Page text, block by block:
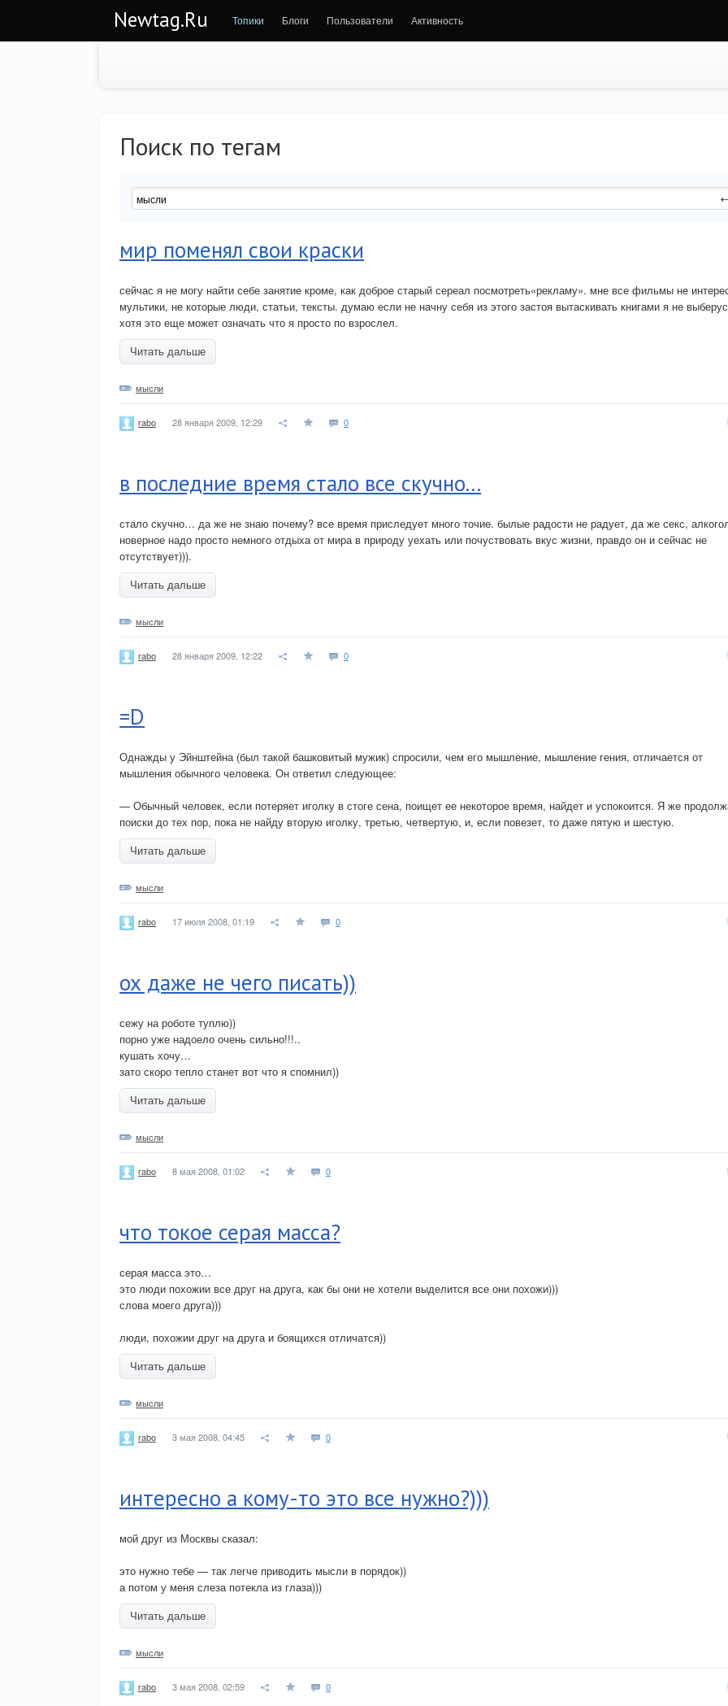
Newtag.Ru Топики Блоги Пользователи Активность
Поиск по тегам
мир поменял свои краски
сейчас я не могу найти себе занятие кроме, как доброе старый сереал посмотреть«рекламу». мне все фильмы не
мультики, не которые люди, статьи, тексты. думаю если не начну себя из этого застоя вытаскивать книгами я не
хотя это еще может означать что я просто по взрослел.
Читать дальше
мысли
rabo 28 января 2009, 12:29 0
в последние время стало все скучно...
стало скучно… да же не знаю почему? все время приследует много точие. былые радости не радует, да же секс,
новерное надо просто немного отдыха от мира в природу уехать или почуствовать вкус жизни, правдо он и сейчас не
отсутствует))).
Читать дальше
мысли
rabo 28 января 2009, 12:22 0
=D
Однажды у Эйнштейна (был такой башковитый мужик) спросили, чем его мышление, мышление гения, отличается от
мышления обычного человека. Он ответил следующее:
— Обычный человек, если потеряет иголку в стоге сена, поищет ее некоторое время, найдет и успокоится. Я же
поиски до тех пор, пока не найду вторую иголку, третью, четвертую, и, если повезет, то даже пятую и шестую.
Читать дальше
мысли
rabo 17 июля 2008, 01:19 0
ох даже не чего писать))
сежу на роботе туплю))
порно уже надоело очень сильно!!!..
кушать хочу…
зато скоро тепло станет вот что я спомнил))
Читать дальше
мысли
rabo 8 мая 2008, 01:02 0
что токое серая масса?
серая масса это…
это люди похожии все друг на друга, как бы они не хотели выделится все они похожи)))
слова моего друга)))
люди, похожии друг на друга и боящихся отличатся))
Читать дальше
мысли
rabo 3 мая 2008, 04:45 0
интересно а кому-то это все нужно?)))
мой друг из Москвы сказал:
это нужно тебе — так легче приводить мысли в порядок))
а потом у меня слеза потекла из глаза)))
Читать дальше
мысли
rabo 3 мая 2008, 02:59 0